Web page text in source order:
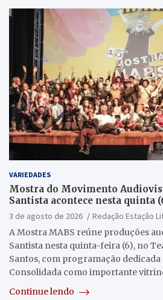
VARIEDADES
Mostra do Movimento
Santista acontece nesta quinta
Guarany
3 de agosto de 2026
Redação Estação
A Mostra MABS reúne produções
Santista nesta quinta-feira (6), no
Santos, com programação
Consolidada como importante
Continue lendo